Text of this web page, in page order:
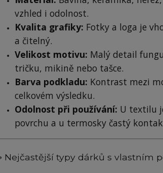
vzhled i odolnost.
Kvalita grafiky: Fotky a loga je
a čitelný.
Velikost motivu: Malý detail
tričku, mikině nebo tašce.
Barva podkladu: Kontrast mezi
celkovém výsledku.
Odolnost při používání: U textilu
povrchu a u termosky častý
Nejčastější typy dárků s vlastním